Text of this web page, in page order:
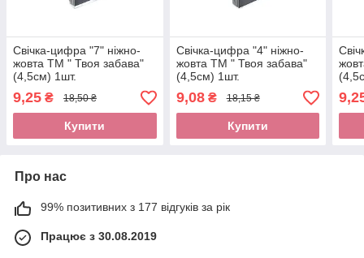
Свічка-цифра "7" ніжно-
жовта ТМ " Твоя забава"
(4,5см) 1шт.
9,25 ₴ 18,50 ₴
Купити
Свічка-цифра "4" ніжно-
жовта ТМ " Твоя забава"
(4,5см) 1шт.
9,08₴ 18,15 ₴
Купити
Про нас
99% позитивних з 177 відгуків за рік
Працює з 30.08.2019